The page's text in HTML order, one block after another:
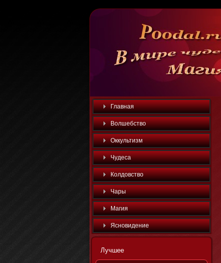
Главная
Волшебство
Оккультизм
Чудеса
Колдовство
Чары
Магия
Яснοвидение
Лучшее